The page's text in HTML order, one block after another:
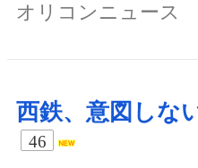
オリコンニュース
西鉄、意図しな
46